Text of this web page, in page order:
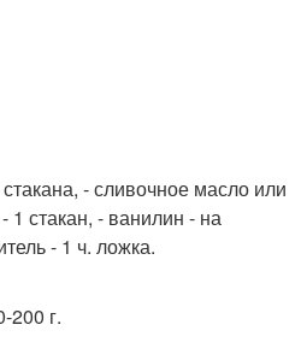
- сливочное масло или
1 стакан, - ванилин - на
- 1 ч. ложка.
200 г.